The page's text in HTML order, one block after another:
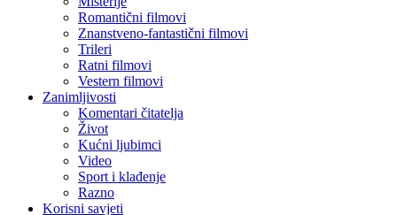
Romantični filmovi
Znanstveno-fantastični filmovi
Trileri
Ratni filmovi
Vestern filmovi
Zanimljivosti
Komentari čitatelja
Život
Kućni ljubimci
Video
Sport i klađenje
Razno
Korisni savjeti